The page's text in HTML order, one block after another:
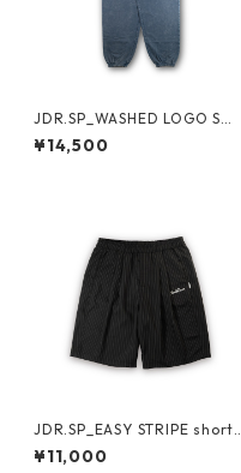
JDR.SP_WASHED LOGO SWE
AT PANTS（NAVY）
¥14,500
JDR.SP_EASY STRIPE shorts
（BLACK）
¥11,000